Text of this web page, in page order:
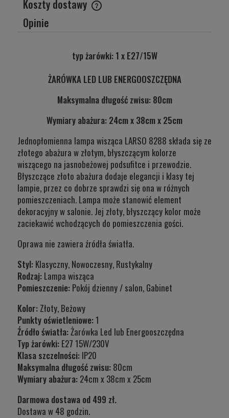
Koszty dostawy
Cena nie zawiera ewentualnych kosztów płatności
Opinie
typ żarówki: 1 x E27/15W
ŻARÓWKA LED LUB ENERGOOSZCZĘDNA
Maksymalna długość zwisu: 80cm
Wymiary abażura: 24cm x 38cm x 25cm
Jednopłomienna lampa wisząca LARSO 8288 składa się ze
złotego abażura w złotym, błyszczącym kolorze
wiszącego na jasnobeżowej podsufitce i przewodzie.
Błyszczące złoto abażura dodaje elegancji i klasy tej
lampie, przez co dobrze sprawdzi się ona w różnych
pomieszczeniach. Lampa może stanowić element
dekoracyjny w salonie. Jej złoty, błyszczący kolor może
zaciekawić wchodzących do pomieszczenia gości.
Oprawa nie zawiera źródła światła.
Styl: Klasyczny, Nowoczesny, Rustykalny
Rodzaj: Lampa wisząca
Pomieszczenie: Pokój dzienny / salon, Gabinet
Kolor: Złoty, Beżowy
Punkty oświetleniowe:1
Źródło światła:Żarówka Led lub Energooszczędna
Typ żarówki: E27 15W/230V
Klasa szczelności: IP20
Maksymalna długość zwisu: 80cm
Wymiary abażura: 24cm x 38cm x 25cm
Darmowa dostawa od 499 zł.
Dostawa w 48 godzin.